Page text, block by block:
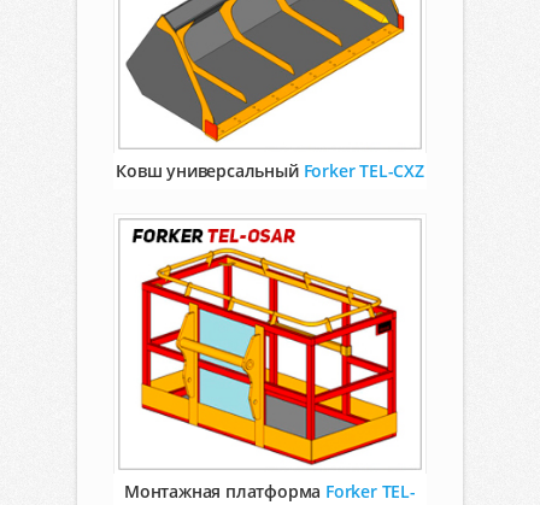
Ковш универсальный Forker TEL-CXZ
Монтажная платформа Forker TEL-